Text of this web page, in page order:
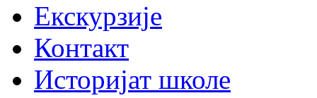
Екскурзије
Контакт
Историјат школе